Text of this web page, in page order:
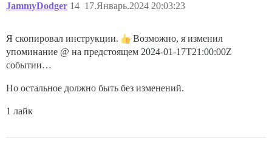
JammyDodger 17.Январь.2024 20:03:23
14
Я скопировал инструкции.
Возможно, я изменил
упоминание @ на предстоящем 2024-01-17T21:00:00Z
событии…
Но остальное должно быть без изменений.
1 лайк